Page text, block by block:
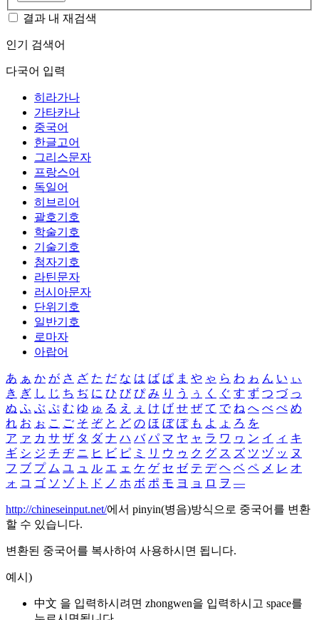
결과 내 재검색
인기 검색어
다국어 입력
히라가나
가타카나
중국어
한글고어
그리스문자
프랑스어
독일어
히브리어
괄호기호
학술기호
기술기호
첨자기호
라틴문자
러시아문자
단위기호
일반기호
로마자
아랍어
あ ぁ か が さ ざ た だ な は ば ぱ ま や ゃ ら わ ゎ ん い ぃ
き ぎ し じ ち ぢ に ひ び ぴ み り う ぅ く ぐ す ず つ づ っ
ぬ ふ ぶ ぷ む ゆ ゅ る え ぇ け げ せ ぜ て で ね へ べ ぺ め
れ お ぉ こ ご そ ぞ と ど の ほ ぼ ぽ も よ ょ ろ を
ア ァ カ サ ザ タ ダ ナ ハ バ パ マ ヤ ャ ラ ワ ヮ ン イ ィ キ
ギ シ ジ チ ヂ ニ ヒ ビ ピ ミ リ ウ ゥ ク グ ス ズ ツ ヅ ッ ヌ
フ ブ プ ム ユ ュ ル エ ェ ケ ゲ セ ゼ テ デ ヘ ベ ペ メ レ オ
ォ コ ゴ ソ ゾ ト ド ノ ホ ボ ポ モ ヨ ョ ロ ヲ ―
http://chineseinput.net/에서 pinyin(병음)방식으로 중국어를 변환
할 수 있습니다.
변환된 중국어를 복사하여 사용하시면 됩니다.
예시)
中文 을 입력하시려면 zhongwen을 입력하시고 space를